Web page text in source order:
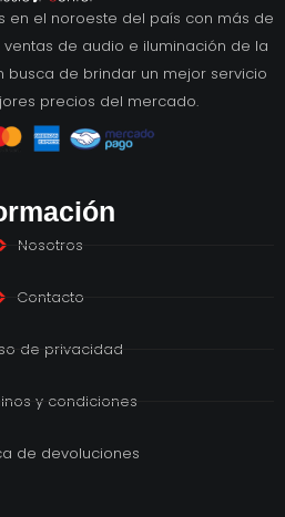
en el noroeste del país con más de
de audio e iluminación de la
de brindar un mejor servicio
precios del mercado.
Nosotros
Contacto
de privacidad
y condiciones
de devoluciones